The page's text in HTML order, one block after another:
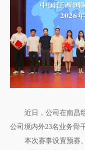
近日，公司在南昌
公司境内外23名业务骨
本次赛事设置预赛